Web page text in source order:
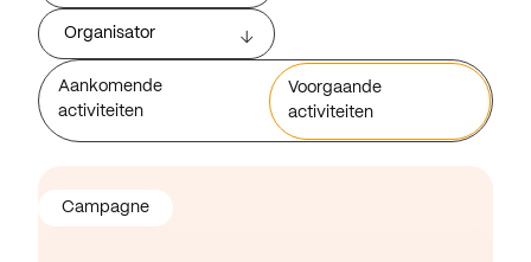
Organisator
Aankomende
activiteiten
Voorgaande
activiteiten
Campagne